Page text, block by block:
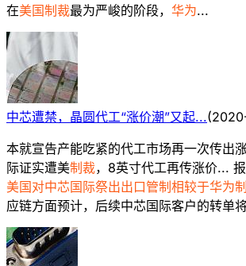
在美国制裁最为严峻的阶段， 华为...
中芯遭禁，晶圆代工“涨价潮”又起...(
本就宣告产能吃紧的代工市场再一次传出
际证实遭美制裁，8英寸代工再传涨价...
美国对中芯国际祭出出口管制相较于华为
应链方面预计，后续中芯国际客户的转单